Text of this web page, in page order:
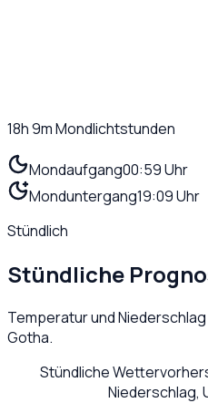
18h 9mMondlichtstunden
Mondaufgang00:59 Uhr
Monduntergang19:09 Uhr
Stündlich
Stündliche
Temperatur und
Gotha.
Stündliche
Niederschlag,